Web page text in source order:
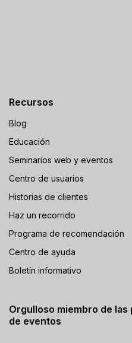
Recursos
Blog
Educación
Seminarios web y eventos
Centro de usuarios
Historias de clientes
Haz un recorrido
Programa de recomendación
Centro de ayuda
Boletín informativo
Orgulloso miembro de
de eventos